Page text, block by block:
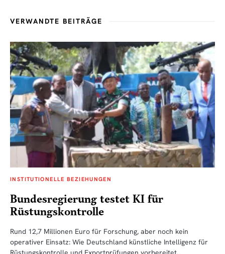
VERWANDTE BEITRÄGE
INSTITUTIONELLE BEZIEHUNGEN
Bundesregierung testet KI für
Rüstungskontrolle
Rund 12,7 Millionen Euro für Forschung, aber noch kein
operativer Einsatz: Wie Deutschland künstliche Intelligenz für